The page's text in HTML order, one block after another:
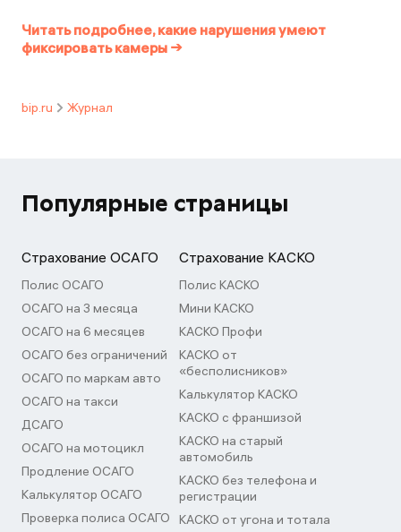
Читать подробнее, какие нарушения умеют
фиксировать камеры →
bip.ru Журнал
Популярные страницы
Страхование ОСАГО
Полис ОСАГО
ОСАГО на 3 месяца
ОСАГО на 6 месяцев
ОСАГО без ограничений
ОСАГО по маркам авто
ОСАГО на такси
ДСАГО
ОСАГО на мотоцикл
Продление ОСАГО
Калькулятор ОСАГО
Проверка полиса ОСАГО
Страхование КАСКО
Полис КАСКО
Мини КАСКО
КАСКО Профи
КАСКО от
«бесполисников»
Калькулятор КАСКО
КАСКО с франшизой
КАСКО на старый
автомобиль
КАСКО без телефона и
регистрации
КАСКО от угона и тотала